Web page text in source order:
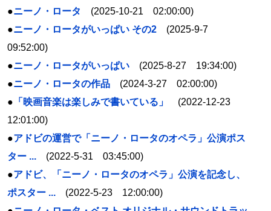
●ニーノ・ロータ
(2025-10-21 02:00:00)
●ニーノ・ロータがいっぱい その2 (2025-9-7
09:52:00)
●ニーノ・ロータがいっぱい (2025-8-27 19:34:00)
●ニーノ・ロータの作品 (2024-3-27 02:00:00)
● 「映画音楽は楽しみで書いている」
(2022-12-23
12:01:00)
●アドビの運営で「ニーノ・ロータのオペラ」公演ポス
ター ... (2022-5-31 03:45:00)
●アドビ、「ニーノ・ロータのオペラ」公演を記念し、
ポスター ... (2022-5-23 12:00:00)